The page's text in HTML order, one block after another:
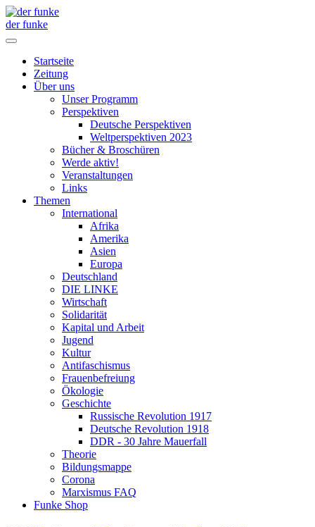
der funke
Startseite
Zeitung
Über uns
Unser Programm
Perspektiven
Deutsche Perspektiven
Weltperspektiven 2023
Bücher & Broschüren
Werde aktiv!
Veranstaltungen
Links
Themen
International
Afrika
Amerika
Asien
Europa
Deutschland
DIE LINKE
Wirtschaft
Solidarität
Kapital und Arbeit
Jugend
Kultur
Antifaschismus
Frauenbefreiung
Ökologie
Geschichte
Russische Revolution 1917
Deutsche Revolution 1918
DDR - 30 Jahre Mauerfall
Theorie
Bildungsmappe
Corona
Marxismus FAQ
Funke Shop